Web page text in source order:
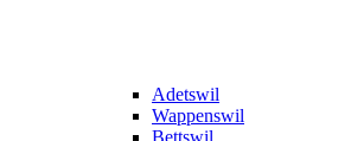
Adetswil
Wappenswil
Bettswil